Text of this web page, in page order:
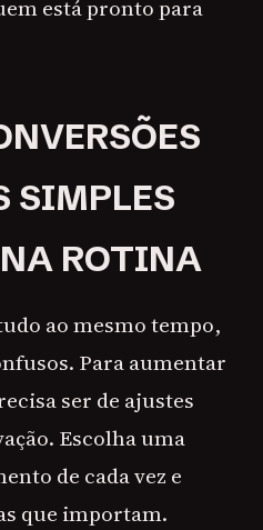
está pronto para
SIMPLES
ROTINA
ao mesmo tempo,
Para aumentar
ser de ajustes
Escolha uma
de cada vez e
que importam.